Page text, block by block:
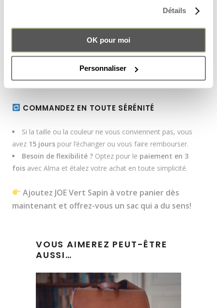
Détails
OK pour moi
Personnaliser
– une touche
Aguayo, tissu traditionnel bolivien– une touche
d’authenticité et de caractère.
Finitions soignées à la main– chaque détail compte.
Chaque sac est unique !De légères variations dans la
COMMANDEZ EN TOUTE SÉRÉNITÉ
Si la taille ou la couleur ne vous conviennent pas, vous
avez 15 jours pour l’échanger ou vous faire rembourser.
Besoin de flexibilité ? Optez pour le paiement en 3
fois avec Alma et étalez votre achat en toute simplicité.
Ajoutez JOE Vert Sapin à votre panier dès
maintenant et offrez-vous un sac qui a du sens!
VOUS AIMEREZ PEUT-ÊTRE
AUSSI…